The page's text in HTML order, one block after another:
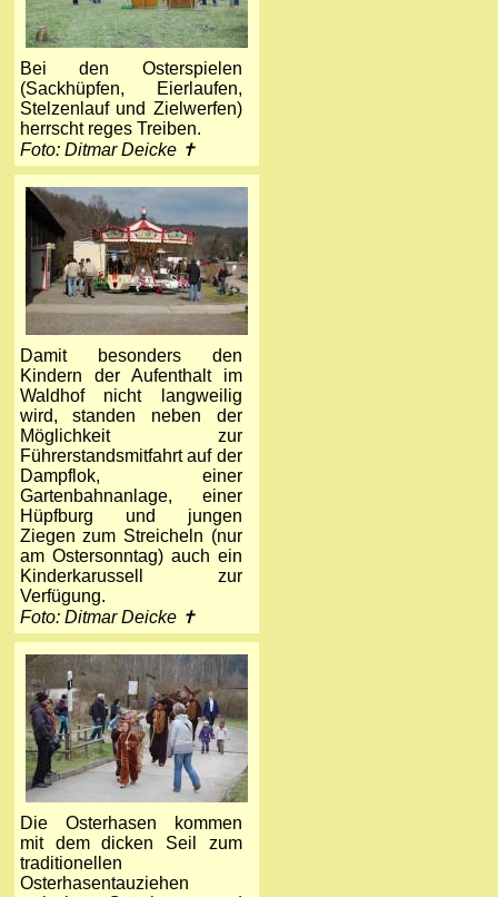
Bei den Osterspielen
(Sackhüpfen, Eierlaufen,
Stelzenlauf und Zielwerfen)
herrscht reges Treiben.
Foto: Ditmar Deicke ✝
Damit besonders den
Kindern der Aufenthalt im
Waldhof nicht langweilig
wird, standen neben der
Möglichkeit zur
Führerstandsmitfahrt auf der
Dampflok, einer
Gartenbahnanlage, einer
Hüpfburg und jungen
Ziegen zum Streicheln (nur
am Ostersonntag) auch ein
Kinderkarussell zur
Verfügung.
Foto: Ditmar Deicke ✝
Die Osterhasen kommen
mit dem dicken Seil zum
traditionellen
Osterhasentauziehen